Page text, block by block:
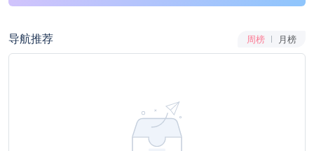
导航推荐 周榜 月榜